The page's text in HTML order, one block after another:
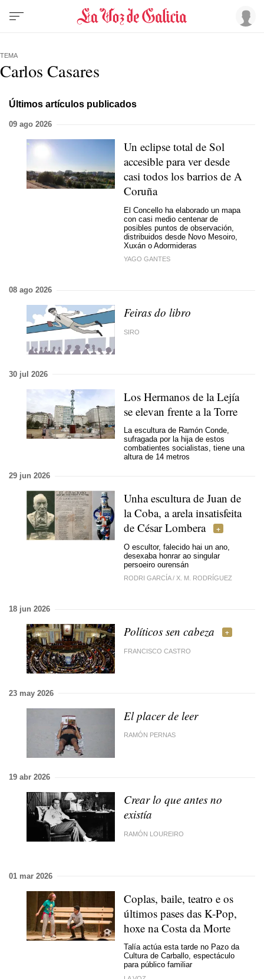
TEMA
Carlos Casares
Últimos artículos publicados
09 ago 2026
Un eclipse total de Sol
accesible para ver desde
casi todos los barrios de A
Coruña
El Concello ha elaborado un mapa
con casi medio centenar de
posibles puntos de observación,
distribuidos desde Novo Mesoiro,
Xuxán o Adormideras
YAGO GANTES
08 ago 2026
Feiras do libro
SIRO
30 jul 2026
Los Hermanos de la Lejía
se elevan frente a la Torre
La escultura de Ramón Conde,
sufragada por la hija de estos
combatientes socialistas, tiene una
altura de 14 metros
29 jun 2026
Unha escultura de Juan de
la Coba, a arela insatisfeita
de César Lombera
O escultor, falecido hai un ano,
desexaba honrar ao singular
persoeiro ourensán
RODRI GARCÍA / X. M. RODRÍGUEZ
18 jun 2026
Políticos sen cabeza
FRANCISCO CASTRO
23 may 2026
El placer de leer
RAMÓN PERNAS
19 abr 2026
Crear lo que antes no
existía
RAMÓN LOUREIRO
01 mar 2026
Coplas, baile, teatro e os
últimos pases das K-Pop,
hoxe na Costa da Morte
Talía actúa esta tarde no Pazo da
Cultura de Carballo, espectáculo
para público familiar